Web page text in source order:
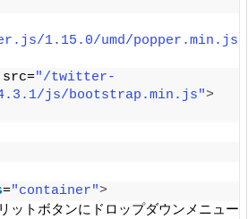
1.15.0/umd/popper.min.js"
"/twitter-
js/bootstrap.min.js">
="container">
ットボタンにドロップダウンメニュー